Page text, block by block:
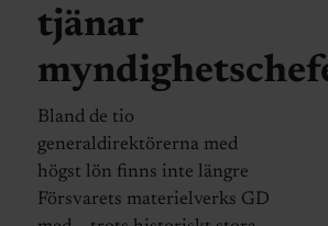
tjänar
Bland de tio
generaldirektörerna med
högst lön finns inte längre
Försvarets materielverks GD